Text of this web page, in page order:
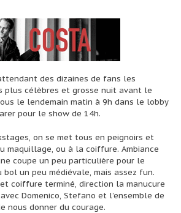
des dizaines de fans les
plus célèbres et grosse nuit avant le
le lendemain matin à 9h dans le lobby
pour le show de 14h.
on se met tous en peignoirs et
maquillage, ou à la coiffure. Ambiance
coupe un peu particulière pour le
un peu médiévale, mais assez fun.
coiffure terminé, direction la manucure
Domenico, Stefano et l’ensemble de
nous donner du courage.